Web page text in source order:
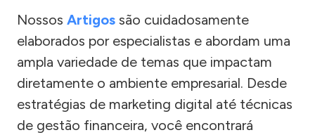
Nossos Artigos são cuidadosamente
elaborados por especialistas e abordam uma
ampla variedade de temas que impactam
diretamente o ambiente empresarial. Desde
estratégias de marketing digital até técnicas
de gestão financeira, você encontrará